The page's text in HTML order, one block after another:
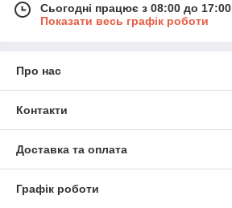
Сьогодні працює з 08:00 до 17:00
Показати весь графік роботи
Про нас
Контакти
Доставка та оплата
Графік роботи